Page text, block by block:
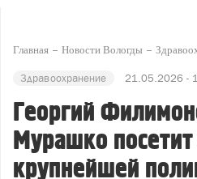
Главная Новости Вологды
Здравоохранение 21.05.2026 -
Георгий
Мурашко
крупнейшей